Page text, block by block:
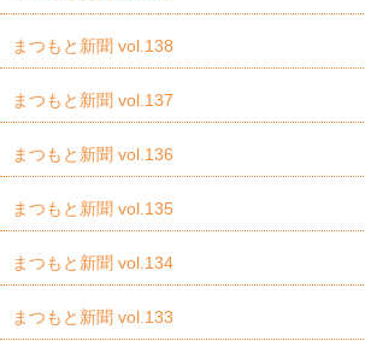
まつもと新聞 vol.138
まつもと新聞 vol.137
まつもと新聞 vol.136
まつもと新聞 vol.135
まつもと新聞 vol.134
まつもと新聞 vol.133